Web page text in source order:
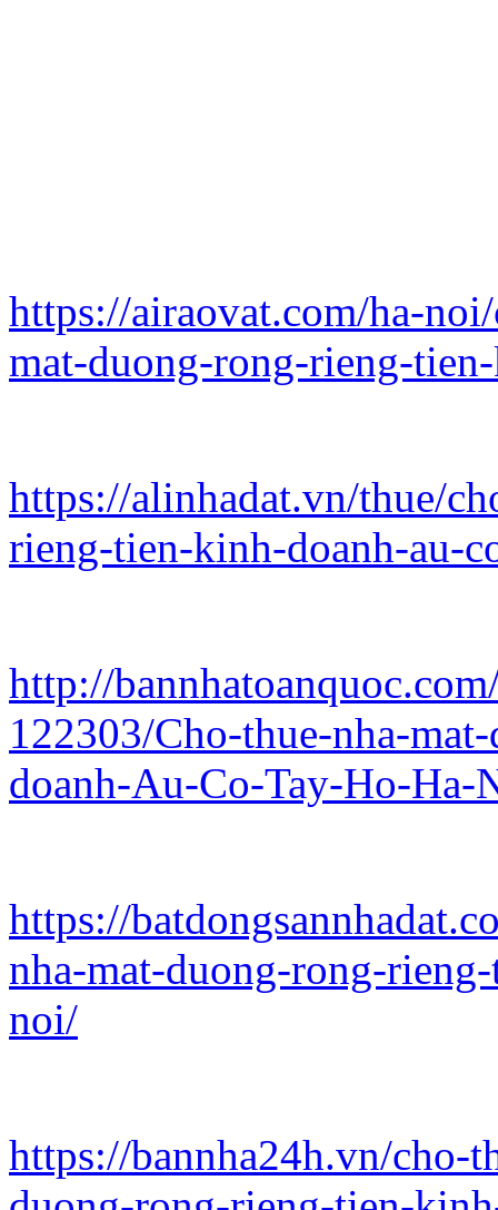
https://airaovat.com/ha-
mat-duong-rong-rieng-
https://alinhadat.vn/thue/
rieng-tien-kinh-doanh-au-
http://
122303/Cho-thue-nha-
doanh-Au-Co-Tay-Ho-Ha-
https://
nha-mat-duong-rong-
noi/
https://bannha24h.vn/cho-